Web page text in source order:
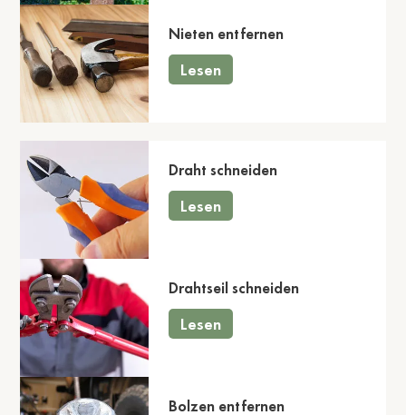
Nieten entfernen
Lesen
Draht schneiden
Lesen
Drahtseil schneiden
Lesen
Bolzen entfernen